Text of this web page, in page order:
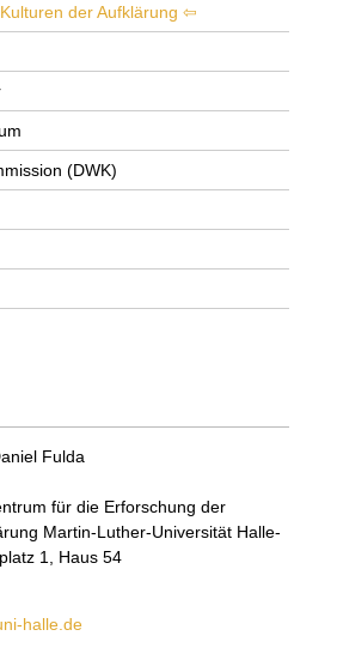
der Aufklärung
(DWK)
Fulda
für die Erforschung der
Martin-Luther-Universität Halle-
1, Haus 54
halle.de